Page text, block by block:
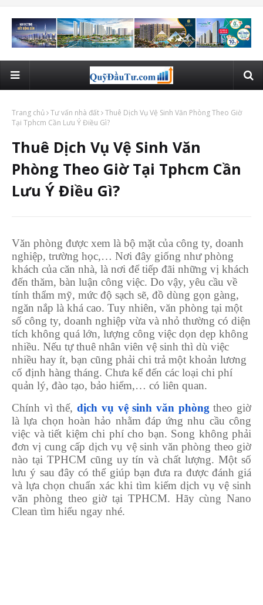
Trang chủ Tư vấn nhà đất Thuê Dịch Vụ Vệ Sinh Văn Phòng Theo Giờ
Tại Tphcm Cần Lưu Ý Điều Gì?
Thuê Dịch Vụ Vệ Sinh Văn
Phòng Theo Giờ Tại Tphcm Cần
Lưu Ý Điều Gì?
Văn phòng được xem là bộ mặt của công ty, doanh
nghiệp, trường học,… Nơi đây giống như phòng
khách của căn nhà, là nơi để tiếp đãi những vị khách
đến thăm, bàn luận công việc. Do vậy, yêu cầu về
tính thẩm mỹ, mức độ sạch sẽ, đồ dùng gọn gàng,
ngăn nắp là khá cao. Tuy nhiên, văn phòng tại một
số công ty, doanh nghiệp vừa và nhỏ thường có diện
tích không quá lớn, lượng công việc dọn dẹp không
nhiều. Nếu tự thuê nhân viên vệ sinh thì dù việc
nhiều hay ít, bạn cũng phải chi trả một khoản lương
cố định hàng tháng. Chưa kể đến các loại chi phí
quản lý, đào tạo, bảo hiểm,… có liên quan.
Chính vì thế, dịch vụ vệ sinh văn phòngtheo giờ
là lựa chọn hoàn hảo nhằm đáp ứng nhu cầu công
việc và tiết kiệm chi phí cho bạn. Song không phải
đơn vị cung cấp dịch vụ vệ sinh văn phòng theo giờ
nào tại TPHCM cũng uy tín và chất lượng. Một số
lưu ý sau đây có thể giúp bạn đưa ra được đánh giá
và lựa chọn chuẩn xác khi tìm kiếm dịch vụ vệ sinh
văn phòng theo giờ tại TPHCM. Hãy cùng Nano
Clean tìm hiểu ngay nhé.